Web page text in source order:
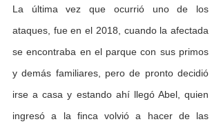
La última vez que ocurrió uno de los
ataques, fue en el 2018, cuando la afectada
se encontraba en el parque con sus primos
y demás familiares, pero de pronto decidió
irse a casa y estando ahí llegó Abel, quien
ingresó a la finca volvió a hacer de las